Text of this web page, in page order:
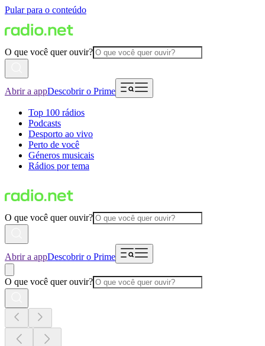
Pular para o conteúdo
O que você quer ouvir?
Abrir a appDescobrir o Prime
Top 100 rádios
Podcasts
Desporto ao vivo
Perto de você
Géneros musicais
Rádios por tema
O que você quer ouvir?
Abrir a appDescobrir o Prime
O que você quer ouvir?